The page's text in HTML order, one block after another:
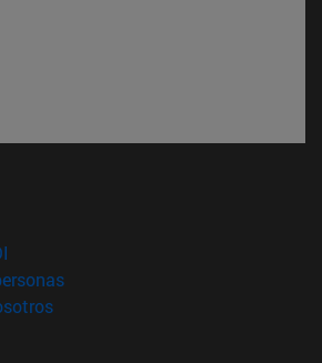
nueva ventana)
(abre en nueva ventana)
(abre en nueva ventana)